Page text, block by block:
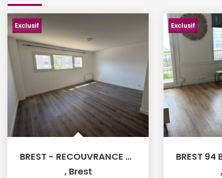
Exclusif
BREST - RECOUVRANCE - 35 RUE DE LA PORTE - Appartement T2...
, Brest
Exclusif